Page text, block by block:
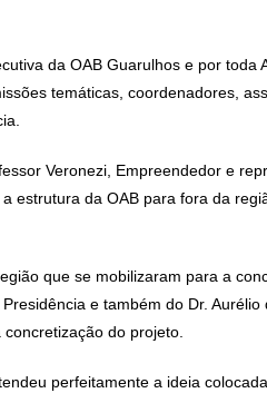
da OAB Guarulhos e por toda
temáticas, coordenadores,
Veronezi, Empreendedor e
estrutura da OAB para fora da
que se mobilizaram para a
e também do Dr. Aurélio
do projeto.
perfeitamente a ideia